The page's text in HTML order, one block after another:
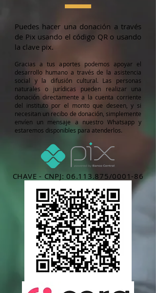
Puedes hacer una donación a través
de Pix usando el código QR o usando
la clave pix.
Gracias a tus aportes podemos apoyar el
desarrollo humano a través de la asistencia
social y la difusión cultural. Las personas
naturales o jurídicas pueden realizar una
donación directamente a la cuenta corriente
del instituto por el monto que deseen, y si
necesitan un recibo de donación, simplemente
envíen un mensaje a nuestro Whatsapp y
estaremos disponibles para atenderlos.
CHAVE - CNPJ: 06.113.875/0001-86